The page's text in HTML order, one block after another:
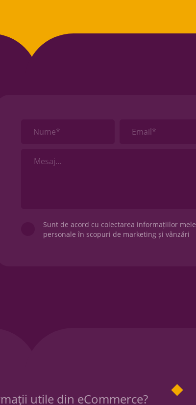
Nume* Email*
Sunt de acord cu colectarea informațiilor mele
personale în scopuri de marketing și vânzări
utile din eCommerce?